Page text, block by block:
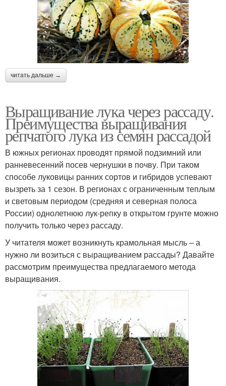
читать дальше →
Выращивание лука через рассаду.
Преимущества выращивания
репчатого лука из семян рассадой
В южных регионах проводят прямой подзимний или
ранневесенний посев чернушки в почву. При таком
способе луковицы ранних сортов и гибридов успевают
вызреть за 1 сезон. В регионах с ограниченным теплым
и световым периодом (средняя и северная полоса
России) однолетнюю лук-репку в открытом грунте можно
получить только через рассаду.
У читателя может возникнуть крамольная мысль – а
нужно ли возиться с выращиванием рассады? Давайте
рассмотрим преимущества предлагаемого метода
выращивания.